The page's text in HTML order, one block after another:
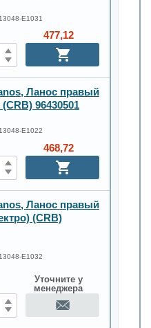
E1031
477,12
Ланос правый
96430501
E1022
468,72
Ланос правый
(CRB)
E1032
Уточните у
менеджера